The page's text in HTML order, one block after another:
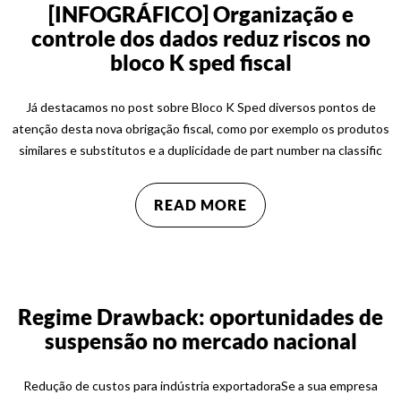
[INFOGRÁFICO] Organização e
controle dos dados reduz riscos no
bloco K sped fiscal
Já destacamos no post sobre Bloco K Sped diversos pontos de
atenção desta nova obrigação fiscal, como por exemplo os produtos
similares e substitutos e a duplicidade de part number na classific
READ MORE
Regime Drawback: oportunidades de
suspensão no mercado nacional
Redução de custos para indústria exportadoraSe a sua empresa